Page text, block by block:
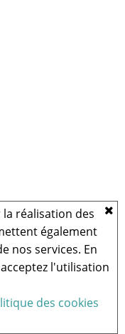
réalisation des
également
nos services. En
l'utilisation
des cookies